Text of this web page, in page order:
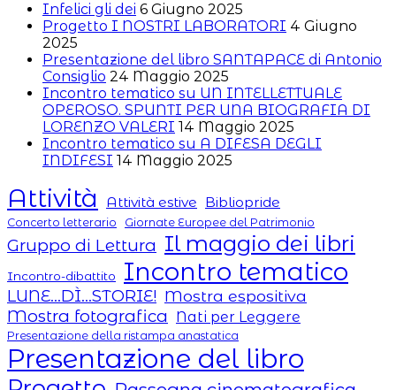
Infelici gli dei 6 Giugno 2025
Progetto I NOSTRI LABORATORI 4 Giugno
2025
Presentazione del libro SANTAPACE di Antonio
Consiglio 24 Maggio 2025
Incontro tematico su UN INTELLETTUALE
OPEROSO. SPUNTI PER UNA BIOGRAFIA DI
LORENZO VALERI 14 Maggio 2025
Incontro tematico su A DIFESA DEGLI
INDIFESI 14 Maggio 2025
Attività Attività estive Bibliopride
Concerto letterario Giornate Europee del Patrimonio
Gruppo di Lettura Il maggio dei libri
Incontro-dibattito Incontro tematico
LUNE...DÌ...STORIE! Mostra espositiva
Mostra fotografica Nati per Leggere
Presentazione della ristampa anastatica
Presentazione del libro